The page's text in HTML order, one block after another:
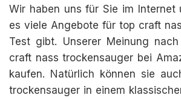
Wir haben uns für Sie im Internet
es viele Angebote für top craft
Test gibt. Unserer Meinung
craft nass trockensauger bei
kaufen. Natürlich können sie
trockensauger in einem